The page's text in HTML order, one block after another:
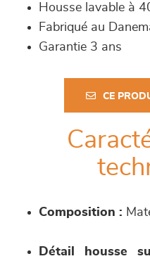
Housse lavable à
Fabriqué au
Garantie 3 ans
CE
Composition :
Détail housse